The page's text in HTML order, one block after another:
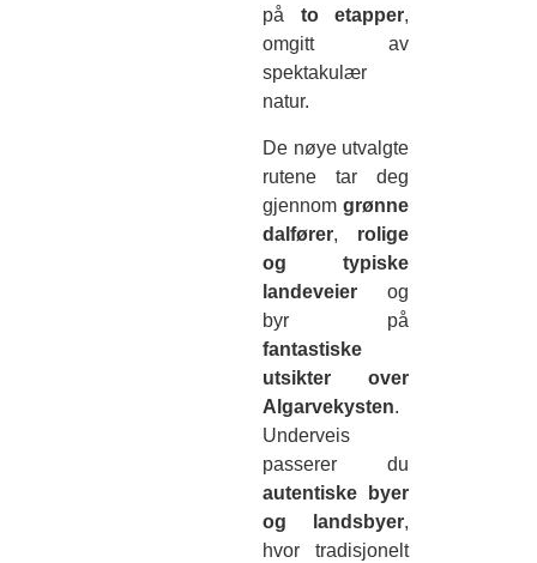
på to etapper,
omgitt av
spektakulær
natur.
De nøye utvalgte
rutene tar deg
gjennom grønne
dalfører, rolige
og typiske
landeveier og
byr på
fantastiske
utsikter over
Algarvekysten.
Underveis
passerer du
autentiske byer
og landsbyer,
hvor tradisjonelt